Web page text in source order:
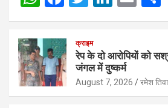
h
at
s
A
p
a
ce
b
o
o
wi
tt
er
n
dI
n
m
क्राइम
रेप के दो आरोपियों को
जंगल में दुष्कर्म
August 7, 2026 रमेश